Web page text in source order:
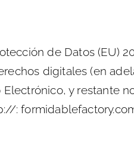
de Datos (EU)
digitales (en
y restante
: